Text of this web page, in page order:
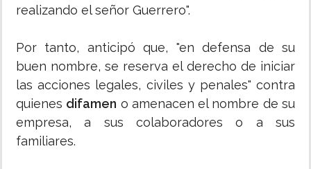
realizando el señor Guerrero".
Por tanto, anticipó que, "en defensa de su
buen nombre, se reserva el derecho de iniciar
las acciones legales, civiles y penales" contra
quienes difamen o amenacen el nombre de su
empresa, a sus colaboradores o a sus
familiares.